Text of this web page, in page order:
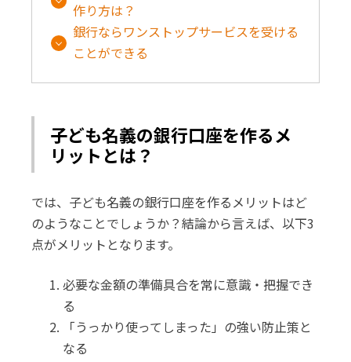
作り方は？
銀行ならワンストップサービスを受ける
ことができる
子ども名義の銀行口座を作るメ
リットとは？
では、子ども名義の銀行口座を作るメリットはど
のようなことでしょうか？結論から言えば、以下3
点がメリットとなります。
必要な金額の準備具合を常に意識・把握でき
る
「うっかり使ってしまった」の強い防止策と
なる